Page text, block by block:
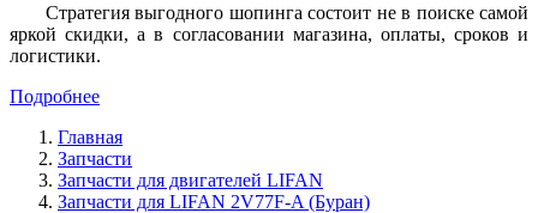
Стратегия выгодного шопинга состоит не в поиске самой
яркой скидки, а в согласовании магазина, оплаты, сроков и
логистики.
Подробнее
Главная
Запчасти
Запчасти для двигателей LIFAN
Запчасти для LIFAN 2V77F-A (Буран)